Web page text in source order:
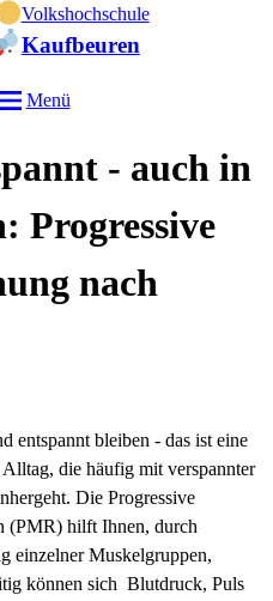
Volkshochschule
Kaufbeuren
Menü
- auch in
Progressive
nach
entspannt bleiben - das ist eine
die häufig mit verspannter
Die Progressive
(PMR) hilft Ihnen, durch
einzelner Muskelgruppen,
können sich Blutdruck, Puls